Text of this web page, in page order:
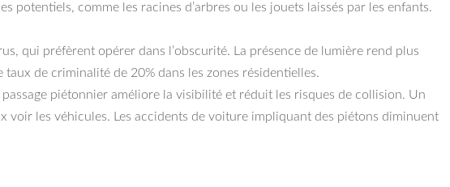
potentiels, comme les racines d’arbres ou les jouets laissés par les enfants.
qui préfèrent opérer dans l’obscurité. La présence de lumière rend plus
de criminalité de 20% dans les zones résidentielles.
piétonnier améliore la visibilité et réduit les risques de collision. Un
les véhicules. Les accidents de voiture impliquant des piétons diminuent